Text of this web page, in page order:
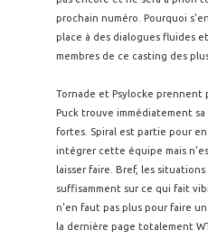
prochain numéro. Pourquoi
place à des dialogues fluides
membres de ce casting des
Tornade et Psylocke prennent
Puck trouve immédiatement
fortes. Spiral est partie pour
intégrer cette équipe mais
laisser faire. Bref, les
suffisamment sur ce qui fait
n'en faut pas plus pour faire
la dernière page totalement